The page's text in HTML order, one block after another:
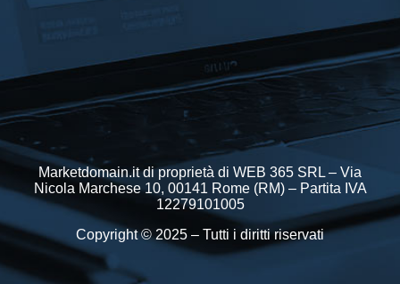
Marketdomain.it di proprietà di WEB 365 SRL – Via
Nicola Marchese 10, 00141 Rome (RM) – Partita IVA
12279101005
Copyright © 2025 – Tutti i diritti riservati